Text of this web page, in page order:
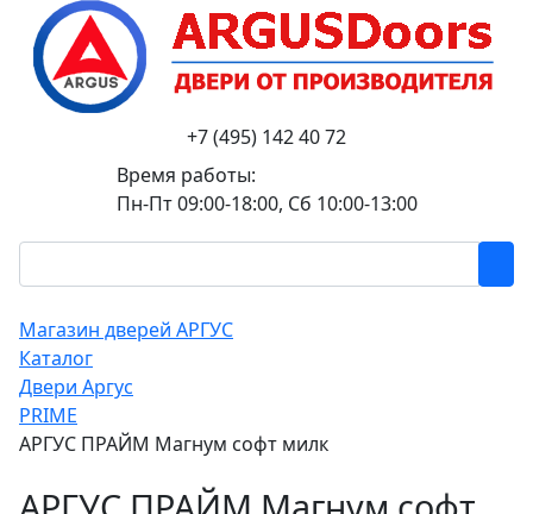
+7 (495) 142 40 72
Время работы:
Пн-Пт 09:00-18:00, Сб 10:00-13:00
Магазин дверей АРГУС
Каталог
Двери Аргус
PRIME
АРГУС ПРАЙМ Магнум софт милк